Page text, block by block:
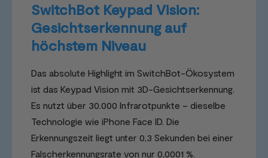
SwitchBot Keypad Vision:
Gesichtserkennung auf
höchstem Niveau
Das absolute Highlight im SwitchBot-Ökosystem
ist das Keypad Vision mit 3D-Gesichtserkennung.
Es nutzt über 30.000 Infrarotpunkte – dieselbe
Technologie wie iPhone Face ID. Die
Erkennungszeit liegt unter 0,3 Sekunden bei einer
Falscherkennungsrate von nur 0,0001 %.